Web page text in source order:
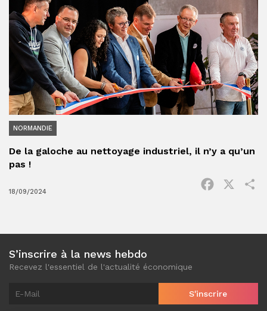
NORMANDIE
De la galoche au nettoyage industriel, il n’y a qu’un
pas !
18/09/2024
Facebook
S’inscrire à la news hebdo
Recevez l'essentiel de l'actualité économique